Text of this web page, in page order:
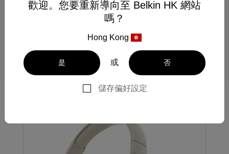
Top des produits les plus recherchés
歡迎。您要重新導向至 Belkin HK 網站
嗎？
Hong Kong
是 或 否
儲存偏好設定